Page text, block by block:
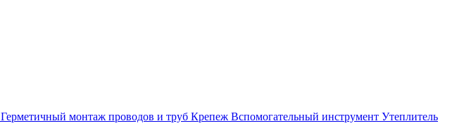
Герметичный монтаж проводов и труб Крепеж Вспомогательный инструмент Утеплитель